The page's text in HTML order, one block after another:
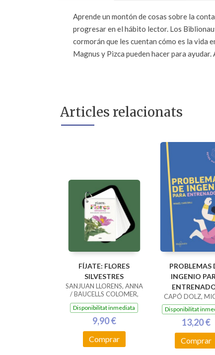
Aprende un montón de cosas sobre la
progresar en el hábito lector. Los
cormorán que les cuentan cómo es la vida
Magnus y Pizca pueden hacer para
Articles relacionats
FÍJATE: FLORES
SILVESTRES
SANJUAN LLORENS, ANNA
/ BAUCELLS COLOMER,
RAMON
Disponibilitat inmediata
9,90 €
Comprar
PROBLEMAS
INGENIO
CAPÓ DOLZ,
Disponibilitat
13,20 €
Comprar